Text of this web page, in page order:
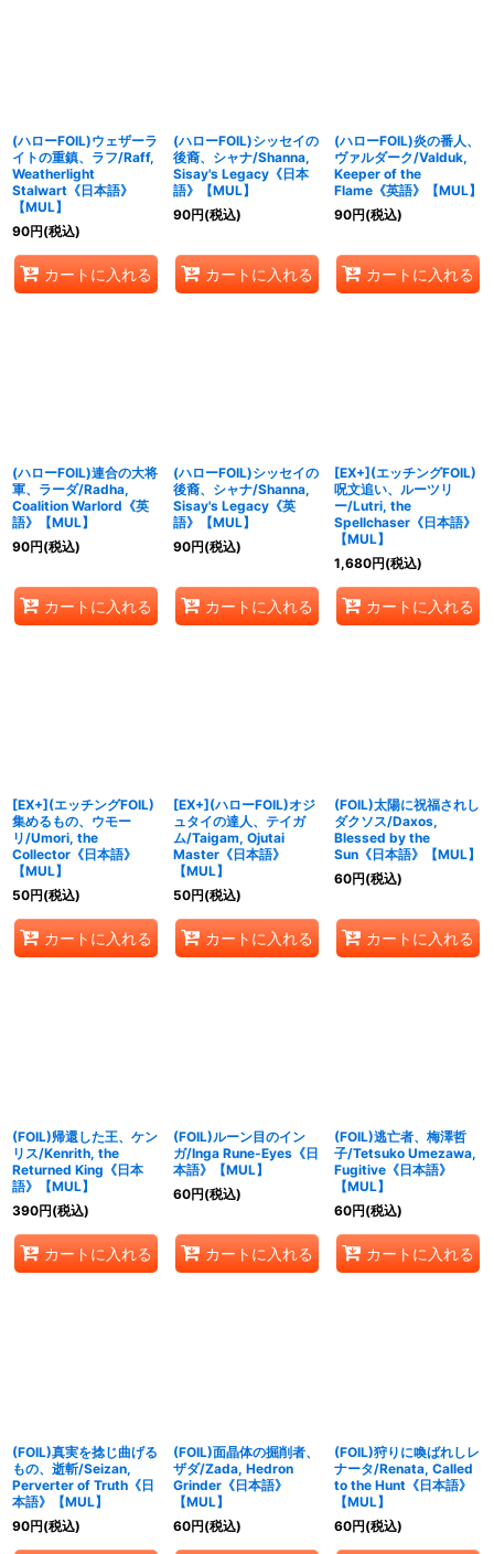
(ハローFOIL)ウェザーラ
イトの重鎮、ラフ/Raff,
Weatherlight
Stalwart《日本語》
【MUL】
90円(税込)
カートに入れる
(ハローFOIL)シッセイの
後裔、シャナ/Shanna,
Sisay's Legacy《日本
語》【MUL】
90円(税込)
カートに入れる
(ハローFOIL)炎の番人、
ヴァルダーク/Valduk,
Keeper of the
Flame《英語》【MUL】
90円(税込)
カートに入れる
(ハローFOIL)連合の大将
軍、ラーダ/Radha,
Coalition Warlord《英
語》【MUL】
90円(税込)
カートに入れる
(ハローFOIL)シッセイの
後裔、シャナ/Shanna,
Sisay's Legacy《英
語》【MUL】
90円(税込)
カートに入れる
[EX+](エッチングFOIL)
呪文追い、ルーツリ
ー/Lutri, the
Spellchaser《日本語》
【MUL】
1,680円(税込)
カートに入れる
[EX+](エッチングFOIL)
集めるもの、ウモー
リ/Umori, the
Collector《日本語》
【MUL】
50円(税込)
カートに入れる
[EX+](ハローFOIL)オジ
ュタイの達人、テイガ
ム/Taigam, Ojutai
Master《日本語》
【MUL】
50円(税込)
カートに入れる
(FOIL)太陽に祝福されし
ダクソス/Daxos,
Blessed by the
Sun《日本語》【MUL】
60円(税込)
カートに入れる
(FOIL)帰還した王、ケン
リス/Kenrith, the
Returned King《日本
語》【MUL】
390円(税込)
カートに入れる
(FOIL)ルーン目のイン
ガ/Inga Rune-Eyes《日
本語》【MUL】
60円(税込)
カートに入れる
(FOIL)逃亡者、梅澤哲
子/Tetsuko Umezawa,
Fugitive《日本語》
【MUL】
60円(税込)
カートに入れる
(FOIL)真実を捻じ曲げる
もの、逝斬/Seizan,
Perverter of Truth《日
本語》【MUL】
90円(税込)
(FOIL)面晶体の掘削者、
ザダ/Zada, Hedron
Grinder《日本語》
【MUL】
60円(税込)
(FOIL)狩りに喚ばれしレ
ナータ/Renata, Called
to the Hunt《日本語》
【MUL】
60円(税込)